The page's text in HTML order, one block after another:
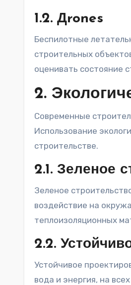
1.2. Дrones
Беспилотные
строительных
оценивать состояние
2.
Современные
Использование
строительстве.
2.1. Зеленое
Зеленое
воздействие на
теплоизоляционных
2.2.
Устойчивое
вода и энергия, на